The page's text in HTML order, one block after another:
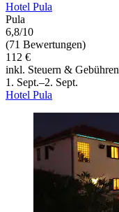
Hotel Pula
Pula
6,8/10
(71 Bewertungen)
112 €
inkl. Steuern & Gebühren
1. Sept.–2. Sept.
Hotel Pula